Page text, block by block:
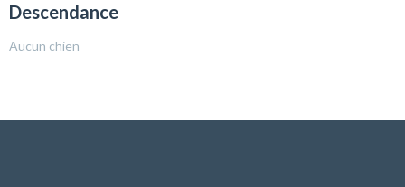
Descendance
Aucun chien